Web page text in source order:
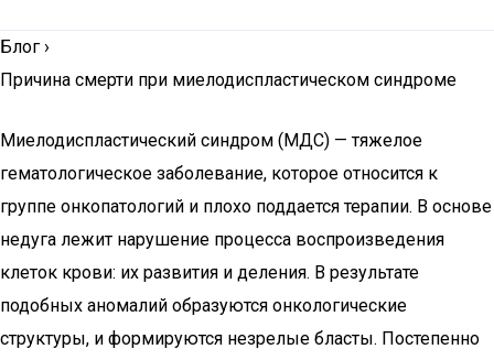
Блог ›
Причина смерти при миелодиспластическом синдроме
Миелодиспластический синдром (МДС) — тяжелое
гематологическое заболевание, которое относится к
группе онкопатологий и плохо поддается терапии. В основе
недуга лежит нарушение процесса воспроизведения
клеток крови: их развития и деления. В результате
подобных аномалий образуются онкологические
структуры, и формируются незрелые бласты. Постепенно